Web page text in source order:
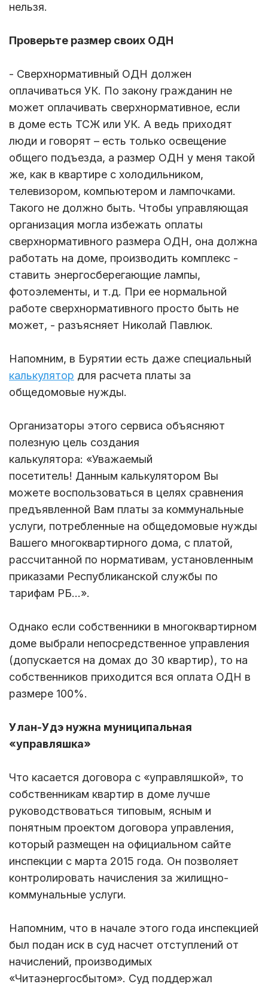
нельзя.
Проверьте размер своих ОДН
- Сверхнормативный ОДН должен
оплачиваться УК. По закону гражданин не
может оплачивать сверхнормативное, если
в доме есть ТСЖ или УК. А ведь приходят
люди и говорят – есть только освещение
общего подъезда, а размер ОДН у меня такой
же, как в квартире с холодильником,
телевизором, компьютером и лампочками.
Такого не должно быть. Чтобы управляющая
организация могла избежать оплаты
сверхнормативного размера ОДН, она должна
работать на доме, производить комплекс -
ставить энергосберегающие лампы,
фотоэлементы, и т.д. При ее нормальной
работе сверхнормативного просто быть не
может, - разъясняет Николай Павлюк.
Напомним, в Бурятии есть даже специальный
калькулятор для расчета платы за
общедомовые нужды.
Организаторы этого сервиса объясняют
полезную цель создания
калькулятора: «Уважаемый
посетитель! Данным калькулятором Вы
можете воспользоваться в целях сравнения
предъявленной Вам платы за коммунальные
услуги, потребленные на общедомовые нужды
Вашего многоквартирного дома, с платой,
рассчитанной по нормативам, установленным
приказами Республиканской службы по
тарифам РБ...».
Однако если собственники в многоквартирном
доме выбрали непосредственное управления
(допускается на домах до 30 квартир), то на
собственников приходится вся оплата ОДН в
размере 100%.
Улан-Удэ нужна муниципальная
«управляшка»
Что касается договора с «управляшкой», то
собственникам квартир в доме лучше
руководствоваться типовым, ясным и
понятным проектом договора управления,
который размещен на официальном сайте
инспекции с марта 2015 года. Он позволяет
контролировать начисления за жилищно-
коммунальные услуги.
Напомним, что в начале этого года инспекцией
был подан иск в суд насчет отступлений от
начислений, производимых
«Читаэнергосбытом». Суд поддержал